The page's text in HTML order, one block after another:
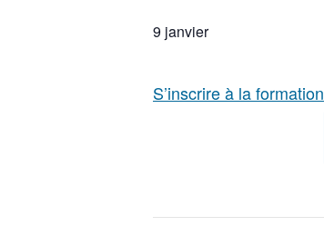
9 janvier
S’inscrire à la formation